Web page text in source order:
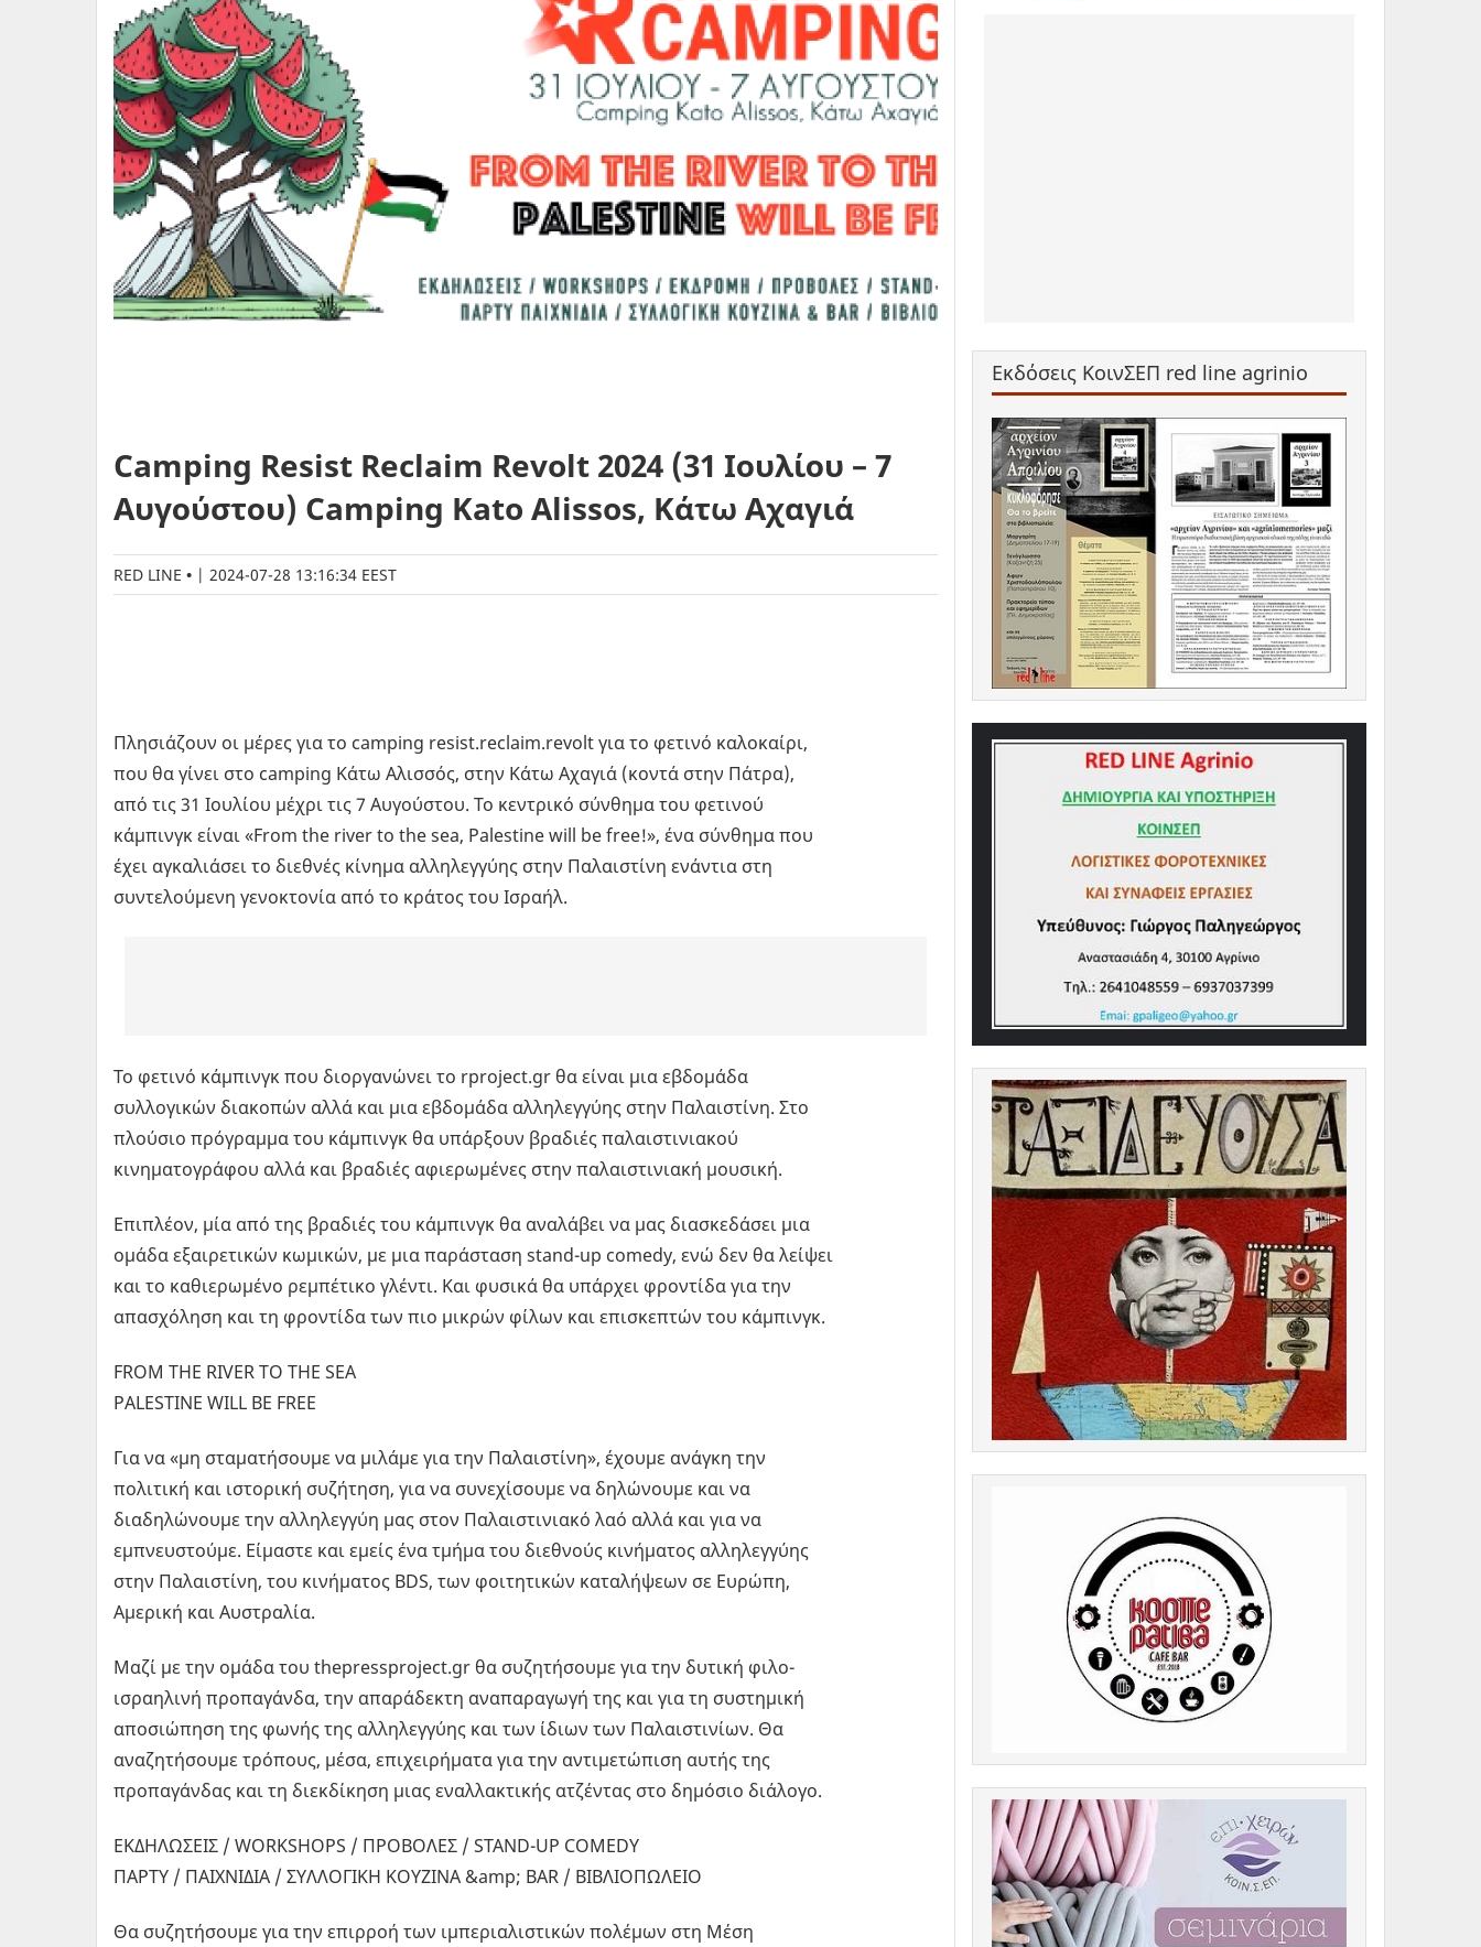
Camping Resist Reclaim Revolt 2024 (31 Ιουλίου – 7
Αυγούστου) Camping Kato Alissos, Κάτω Αχαγιά
RED LINE | 2024-07-28 13:16:34 EEST
Πλησιάζουν οι μέρες για το camping resist.reclaim.revolt για το φετινό καλοκαίρι,
που θα γίνει στο camping Κάτω Αλισσός, στην Κάτω Αχαγιά (κοντά στην Πάτρα),
από τις 31 Ιουλίου μέχρι τις 7 Αυγούστου. Το κεντρικό σύνθημα του φετινού
κάμπινγκ είναι «From the river to the sea, Palestine will be free!», ένα σύνθημα που
έχει αγκαλιάσει το διεθνές κίνημα αλληλεγγύης στην Παλαιστίνη ενάντια στη
συντελούμενη γενοκτονία από το κράτος του Ισραήλ.
Το φετινό κάμπινγκ που διοργανώνει το rproject.gr θα είναι μια εβδομάδα
συλλογικών διακοπών αλλά και μια εβδομάδα αλληλεγγύης στην Παλαιστίνη. Στο
πλούσιο πρόγραμμα του κάμπινγκ θα υπάρξουν βραδιές παλαιστινιακού
κινηματογράφου αλλά και βραδιές αφιερωμένες στην παλαιστινιακή μουσική.
Επιπλέον, μία από της βραδιές του κάμπινγκ θα αναλάβει να μας διασκεδάσει μια
ομάδα εξαιρετικών κωμικών, με μια παράσταση stand-up comedy, ενώ δεν θα λείψει
και το καθιερωμένο ρεμπέτικο γλέντι. Και φυσικά θα υπάρχει φροντίδα για την
απασχόληση και τη φροντίδα των πιο μικρών φίλων και επισκεπτών του κάμπινγκ.
FROM THE RIVER TO THE SEA
PALESTINE WILL BE FREE
Για να «μη σταματήσουμε να μιλάμε για την Παλαιστίνη», έχουμε ανάγκη την
πολιτική και ιστορική συζήτηση, για να συνεχίσουμε να δηλώνουμε και να
διαδηλώνουμε την αλληλεγγύη μας στον Παλαιστινιακό λαό αλλά και για να
εμπνευστούμε. Είμαστε και εμείς ένα τμήμα του διεθνούς κινήματος αλληλεγγύης
στην Παλαιστίνη, του κινήματος BDS, των φοιτητικών καταλήψεων σε Ευρώπη,
Αμερική και Αυστραλία.
Μαζί με την ομάδα του thepressproject.gr θα συζητήσουμε για την δυτική φιλο-
ισραηλινή προπαγάνδα, την απαράδεκτη αναπαραγωγή της και για τη συστημική
αποσιώπηση της φωνής της αλληλεγγύης και των ίδιων των Παλαιστινίων. Θα
αναζητήσουμε τρόπους, μέσα, επιχειρήματα για την αντιμετώπιση αυτής της
προπαγάνδας και τη διεκδίκηση μιας εναλλακτικής ατζέντας στο δημόσιο διάλογο.
ΕΚΔΗΛΩΣΕΙΣ / WORKSHOPS / ΠΡΟΒΟΛΕΣ / STAND-UP COMEDY
ΠΑΡΤΥ / ΠΑΙΧΝΙΔΙΑ / ΣΥΛΛΟΓΙΚΗ ΚΟΥΖΙΝΑ &amp; BAR / ΒΙΒΛΙΟΠΩΛΕΙΟ
Θα συζητήσουμε για την επιρροή των ιμπεριαλιστικών πολέμων στη Μέση
Εκδόσεις ΚοινΣΕΠ red line agrinio